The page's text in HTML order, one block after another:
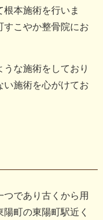
本施術を行いま
すこやか整骨院にお
な施術をしており
い施術を心がけてお
であり古くから用
町の東陽町駅近く